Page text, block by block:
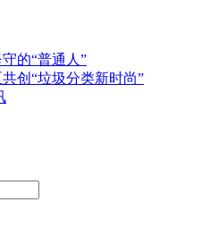
的“普通人”
创“垃圾分类新时尚”